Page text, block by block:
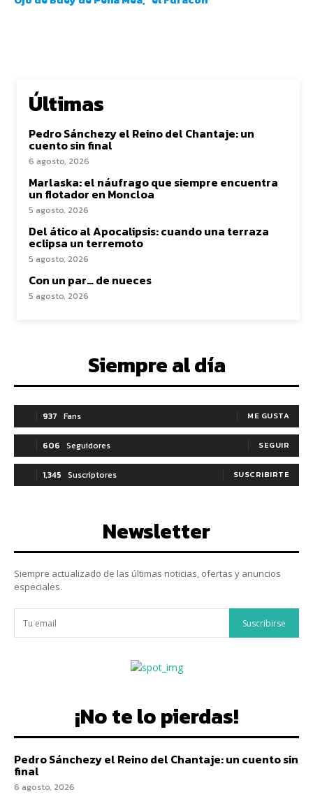
Últimas
Pedro Sánchezy el Reino del Chantaje: un
cuento sin final
6 agosto, 2026
Marlaska: el náufrago que siempre encuentra
un flotador en Moncloa
5 agosto, 2026
Del ático al Apocalipsis: cuando una terraza
eclipsa un terremoto
5 agosto, 2026
Con un par… de nueces
5 agosto, 2026
Siempre al día
937 Fans ME GUSTA
606 Seguidores SEGUIR
1,345 Suscriptores SUSCRIBIRTE
Newsletter
Siempre actualizado de las últimas noticias, ofertas y anuncios
especiales.
Suscribirse
¡No te lo pierdas!
Pedro Sánchezy el Reino del Chantaje: un cuento sin
final
6 agosto, 2026